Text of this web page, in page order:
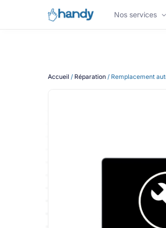
Nos services
Vous êtes une
Nos experts
informatique à Bordeaux
Accueil / Réparation / Remplacement